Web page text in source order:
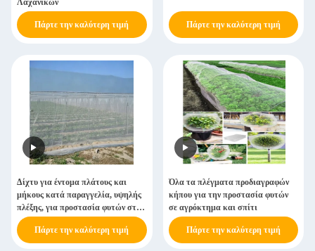
Λαχανικών
Πάρτε την καλύτερη τιμή Πάρτε την καλύτερη τιμή
Δίχτυ για έντομα πλάτους και
μήκους κατά παραγγελία, υψηλής
πλέξης, για προστασία φυτών στον
κήπο
Πάρτε την καλύτερη τιμή
Όλα τα πλέγματα προδιαγραφών
κήπου για την προστασία φυτών
σε αγρόκτημα και σπίτι
Πάρτε την καλύτερη τιμή